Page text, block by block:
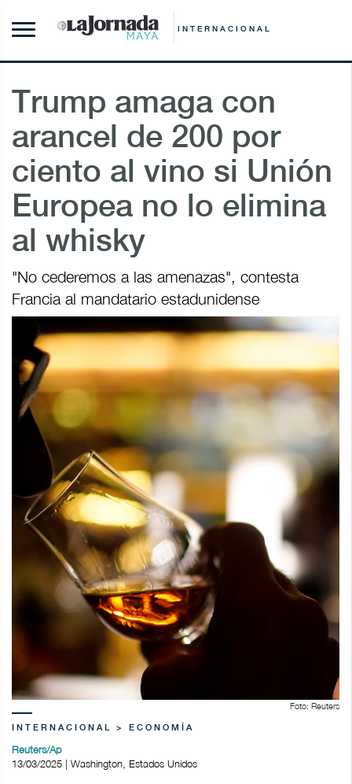
INTERNACIONAL
Trump amaga con
arancel de 200 por
ciento al vino si Unión
Europea no lo elimina
al whisky
"No cederemos a las amenazas", contesta
Francia al mandatario estadunidense
Foto: Reuters
INTERNACIONAL > ECONOMÍA
Reuters/Ap
13/03/2025 | Washington, Estados Unidos